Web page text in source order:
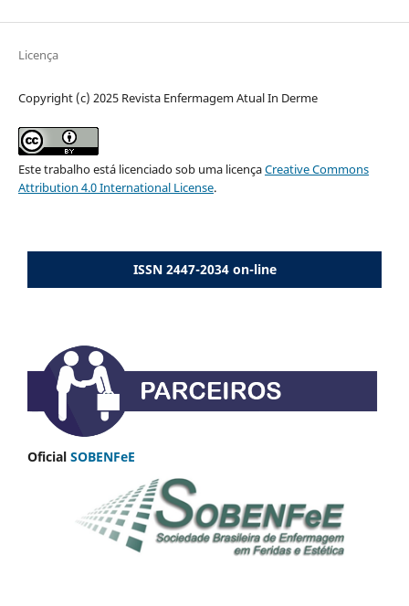
Licença
Copyright (c) 2025 Revista Enfermagem Atual In Derme
Este trabalho está licenciado sob uma licençaCreative Commons
Attribution 4.0 International License.
ISSN 2447-2034 on-line
Oficial SOBENFeE